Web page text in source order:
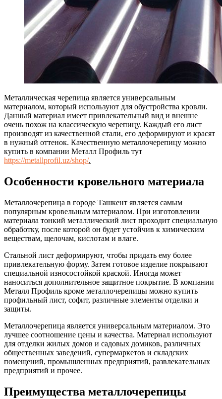
Металлическая черепица является универсальным
материалом, который используют для обустройства кровли.
Данный материал имеет привлекательный вид и внешне
очень похож на классическую черепицу. Каждый его лист
производят из качественной стали, его деформируют и красят
в нужный оттенок. Качественную металлочерепицу можно
купить в компании Металл Профиль тут
https://metallprofil.uz/shop/.
Особенности кровельного материала
Металлочерепица в городе Ташкент является самым
популярным кровельным материалом. При изготовлении
материала тонкий металлический лист проходит специальную
обработку, после которой он будет устойчив к химическим
веществам, щелочам, кислотам и влаге.
Стальной лист деформируют, чтобы придать ему более
привлекательную форму. Затем готовое изделие покрывают
специальной износостойкой краской. Иногда может
наноситься дополнительное защитное покрытие. В компании
Металл Профиль кроме металлочерепицы можно купить
профильный лист, софит, различные элементы отделки и
защиты.
Металлочерепица является универсальным материалом. Это
лучшее соотношение цены и качества. Материал используют
для отделки жилых домов и садовых домиков, различных
общественных заведений, супермаркетов и складских
помещений, промышленных предприятий, развлекательных
предприятий и прочее.
Преимущества металлочерепицы